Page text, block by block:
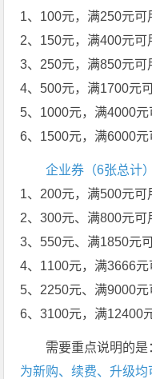
1、100元，满250元可
2、150元，满400元可
3、250元，满850元可
4、500元，满1700元可
5、1000元，满4000元
6、1500元，满6000元
企业券（6张总计）
1、200元，满500元可
2、300元、满800元可
3、550元、满1850元可
4、1100元，满3666元
5、2250元、满9000元
6、3100元，满12400
需要重点说明的是
为新购、续费、升级